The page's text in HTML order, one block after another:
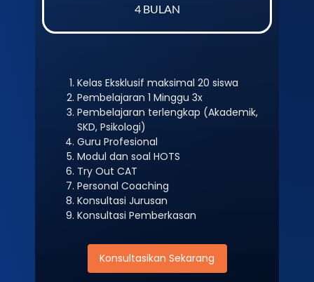
4 BULAN
Kelas Eksklusif maksimal 20 siswa
Pembelajaran 1 Minggu 3x
Pembelajaran terlengkap (Akademik,
SKD, Psikologi)
Guru Profesional
Modul dan soal HOTS
Try Out CAT
Personal Coaching
Konsultasi Jurusan
Konsultasi Pemberkasan
Konsultasikan Sekarang